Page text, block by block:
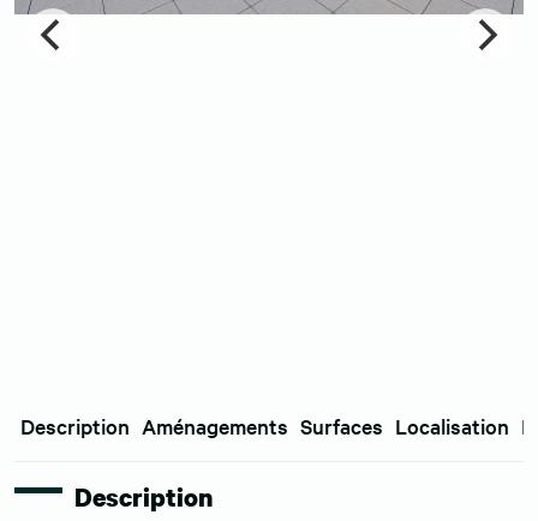
Description Aménagements Surfaces Localisation
Description